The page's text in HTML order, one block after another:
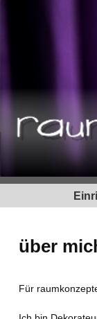
über
Für